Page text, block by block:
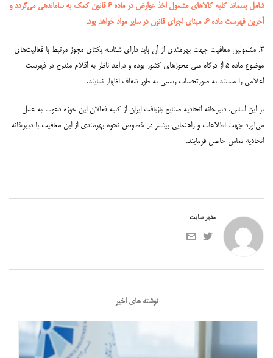
شامل پسماند کلیه کالاهای مشمول اخذ عوارض در ماده ۶ قانون کمک به ساماندهی می‌گردد و
آخرین فهرست ماده ۶، مبنای اجرای قانون در سایر مواد خواهد بود
.
۳. مشمولین معافیت جهت بهرمندی از آن باید دارای شناسه یکتای مجوز مرتبط با فعالیت‌های
موضوع ماده ۵ از درگاه ملی مجوزهای کشور بوده و درآمد ناظر به اقلام مندرج در فهرست
اعلامی را مستند به صورتحساب رسمی به طور شفاف اظهار نمایند.
بر این اساس، دبیرخانه اتحادیه صنایع بازیافت ایران از کلیه فعالان این حوزه دعوت به عمل
می‌آورد جهت اطلاعات و راهنمایی بیشتر در خصوص نحوه بهرمندی از این معافیت با دبیرخانه
اتحادیه تماس حاصل فرمایند.
مدیر سایت
نوشته های اخیر